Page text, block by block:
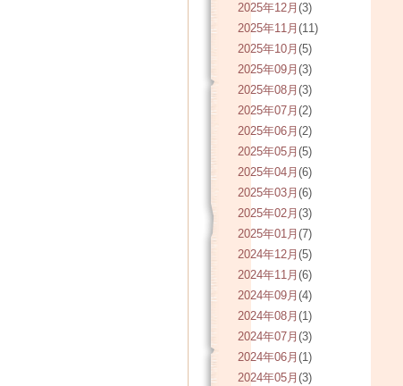
2025年12月 (3)
2025年11月 (11)
2025年10月 (5)
2025年09月 (3)
2025年08月 (3)
2025年07月 (2)
2025年06月 (2)
2025年05月 (5)
2025年04月 (6)
2025年03月 (6)
2025年02月 (3)
2025年01月 (7)
2024年12月 (5)
2024年11月 (6)
2024年09月 (4)
2024年08月 (1)
2024年07月 (3)
2024年06月 (1)
2024年05月 (3)